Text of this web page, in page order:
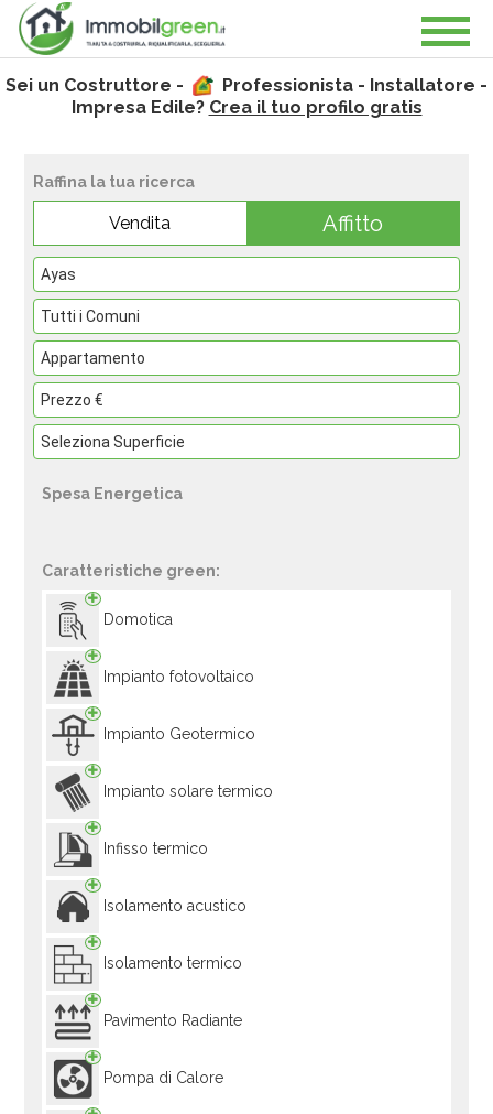
Sei un Costruttore -
Professionista - Installatore -
Impresa Edile? Crea il tuo profilo gratis
Raffina la tua ricerca
Vendita Affitto
Spesa Energetica
Caratteristiche green:
Domotica
Impianto fotovoltaico
Impianto Geotermico
Impianto solare termico
Infisso termico
Isolamento acustico
Isolamento termico
Pavimento Radiante
Pompa di Calore